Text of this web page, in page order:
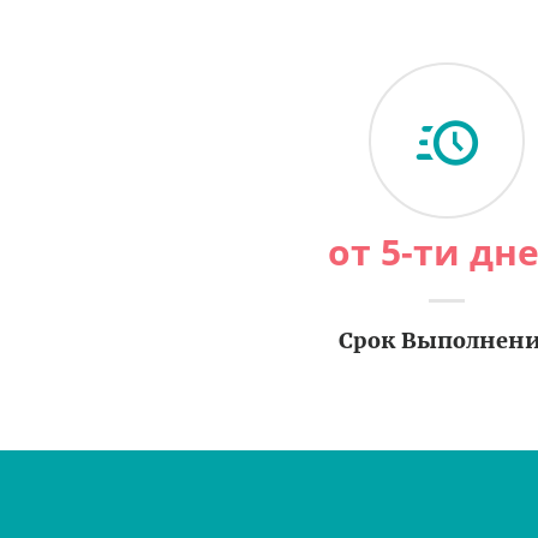
от 5-ти
Срок